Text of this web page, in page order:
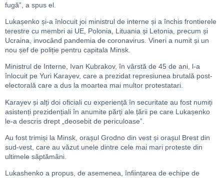
fugă”, a spus el.
Lukașenko și-a înlocuit joi ministrul de interne și a închis frontierele
terestre cu membri ai UE, Polonia, Lituania și Letonia, precum și
Ucraina, invocând pandemia de coronavirus. Vineri a numit și un
nou șef de poliție pentru capitala Minsk.
Ministrul de Interne, Ivan Kubrakov, în vârstă de 45 de ani, l-a
înlocuit pe Yuri Karayev, care a prezidat represiunea brutală post-
electorală care a dus la moartea mai multor protestatari.
Karayev și alți doi oficiali cu experiență în securitate au fost numiți
asistenți prezidențiali în anumite părți ale țării pe care Lukașenko
le-a descris drept „deosebit de periculoase”.
Au fost trimiși la Minsk, orașul Grodno din vest și orașul Brest din
sud-vest, care au văzut unele dintre cele mai mari proteste din
ultimele săptămâni.
Lukashenko a propus, de asemenea, înființarea de echipe de